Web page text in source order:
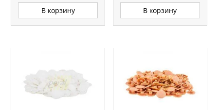
В корзину В корзину